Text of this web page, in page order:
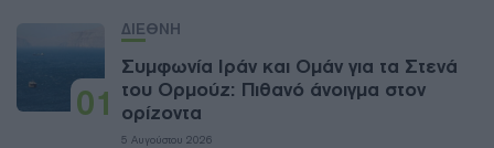
01
ΔΙΕΘΝΗ
Συμφωνία Ιράν και Ομάν για τα Στενά
του Ορμούζ: Πιθανό άνοιγμα στον
ορίζοντα
5 Αυγούστου 2026